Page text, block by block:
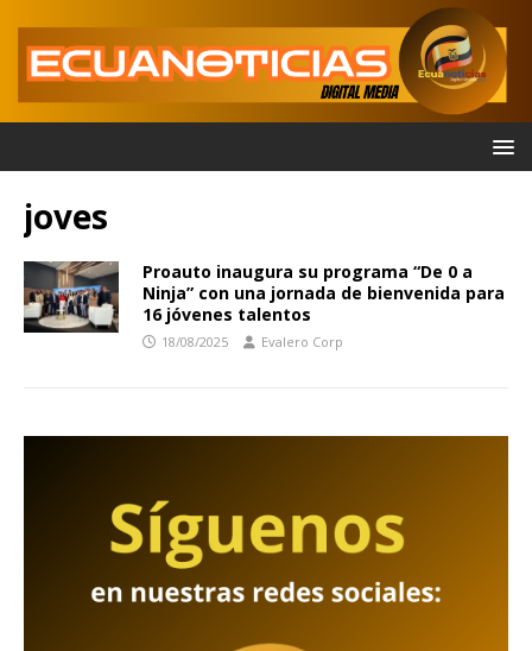
joves
Proauto inaugura su programa “De 0 a
Ninja” con una jornada de bienvenida para
16 jóvenes talentos
18/08/2025 Evalero Corp